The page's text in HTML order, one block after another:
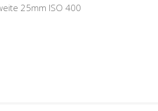
25mm ISO 400